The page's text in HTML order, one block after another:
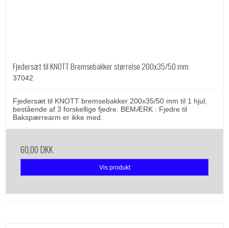
Fjedersæt til KNOTT Bremsebakker størrelse 200x35/50 mm
37042
Fjedersæt til KNOTT bremsebakker 200x35/50 mm til 1 hjul,
bestående af 3 forskellige fjedre. BEMÆRK : Fjedre til
Bakspærrearm er ikke med.
60,00 DKK
Vis produkt